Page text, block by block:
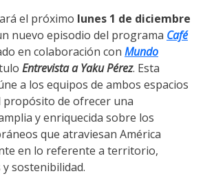
el próximo lunes 1 de diciembre
nuevo episodio del programa Café
en colaboración con Mundo
Entrevista a Yaku Pérez. Esta
a los equipos de ambos espacios
propósito de ofrecer una
y enriquecida sobre los
que atraviesan América
en lo referente a territorio,
sostenibilidad.